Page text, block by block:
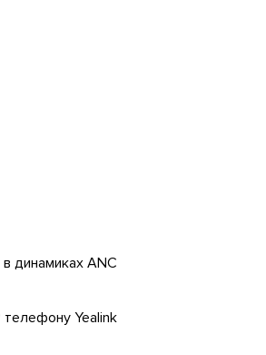
динамиках ANC
телефону Yealink